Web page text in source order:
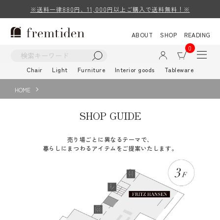
※送料一律880円、11,000円以上ご購入で送料無料！※
ABOUT SHOP
READING
0
Chair Light Furniture Interior goods Tableware
HOME
SHOP GUIDE
売り場ごとに異なるテーマで、
暮らしにまつわるアイテムをご提案いたします。